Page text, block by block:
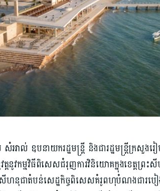
ាល់ ឧប​នាយករដ្ឋមន្ត្រី និងជារដ្ឋមន្ត្រីក្រសួង
នូវ​កម្មវិធីពិសេស​ជំរុញ​ការ​វិនិយោគ​ក្នុង​ខេត្តព្
សីហនុ​ជា​តំបន់​សេដ្ឋកិច្ចពិសេស​គំរូពហុបំណងជារ